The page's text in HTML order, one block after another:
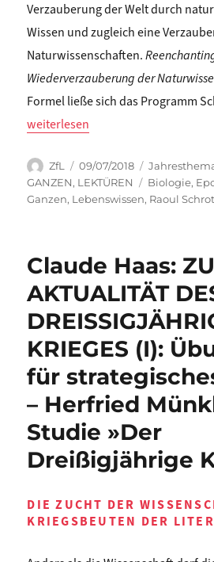
Verzauberung der Welt durch
Wissen und zugleich eine
Naturwissenschaften.
Wiederverzauberung der
Formel ließe sich das Programm
„Georg Toepfer: VERZAUBERUNG
weiterlesen
Autor
ZfL
Veröffentlicht
am
09/07/2018 Kategorien
GANZEN, LEKTÜREN Biologie,
Ganzen, Lebenswissen, Raoul
Claude Haas:
AKTUALITÄT
KRIEGES (I):
für
– Herfried
Studie »Der
Dreißigjährige
DIE ZUCHT DER
KRIEGSBEUTEN DER